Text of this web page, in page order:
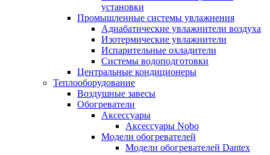
установки
Промышленные системы увлажнения
Адиабатические увлажнители воздуха
Изотермические увлажнители
Испарительные охладители
Системы водоподготовки
Центральные кондиционеры
Теплооборудование
Воздушные завесы
Обогреватели
Аксессуары
Аксессуары Nobo
Модели обогревателей
Модели обогревателей Dantex